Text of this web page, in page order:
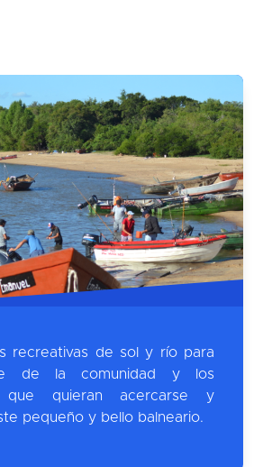
recreativas de sol y río para
de la comunidad y los
que quieran acercarse y
pequeño y bello balneario.